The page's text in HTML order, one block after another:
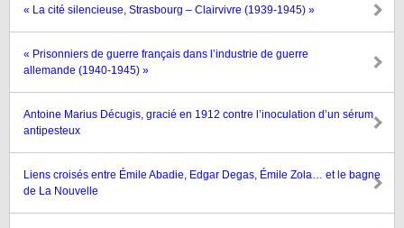
« La cité silencieuse, Strasbourg – Clairvivre (1939-1945) »
« Prisonniers de guerre français dans l’industrie de guerre
allemande (1940-1945) »
Antoine Marius Décugis, gracié en 1912 contre l’inoculation d’un sérum
antipesteux
Liens croisés entre Émile Abadie, Edgar Degas, Émile Zola… et le bagne
de La Nouvelle